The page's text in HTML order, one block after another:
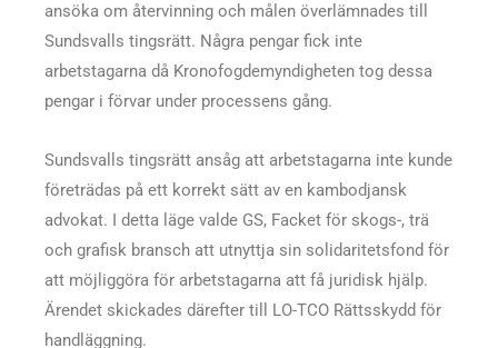
ansöka om återvinning och målen överlämnades till
Sundsvalls tingsrätt. Några pengar fick inte
arbetstagarna då Kronofogdemyndigheten tog dessa
pengar i förvar under processens gång.
Sundsvalls tingsrätt ansåg att arbetstagarna inte kunde
företrädas på ett korrekt sätt av en kambodjansk
advokat. I detta läge valde GS, Facket för skogs-, trä
och grafisk bransch att utnyttja sin solidaritetsfond för
att möjliggöra för arbetstagarna att få juridisk hjälp.
Ärendet skickades därefter till LO-TCO Rättsskydd för
handläggning.